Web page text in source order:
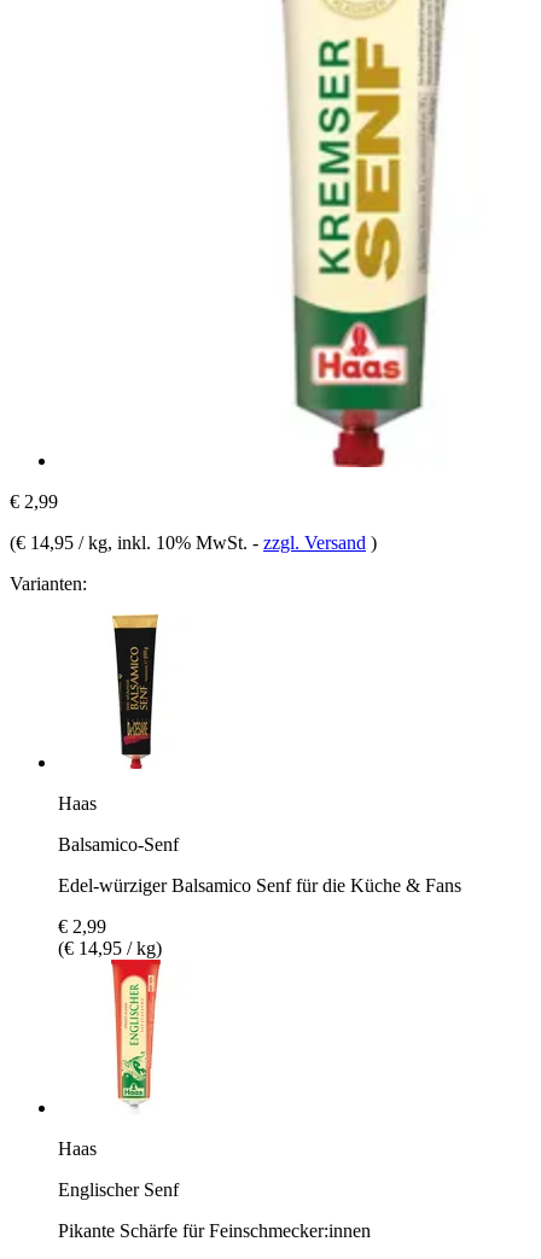
€ 2,99
(€ 14,95 / kg, inkl. 10% MwSt. - zzgl. Versand )
Varianten:
Haas
Balsamico-Senf
Edel-würziger Balsamico Senf für die Küche & Fans
€ 2,99
(€ 14,95 / kg)
Haas
Englischer Senf
Pikante Schärfe für Feinschmecker:innen